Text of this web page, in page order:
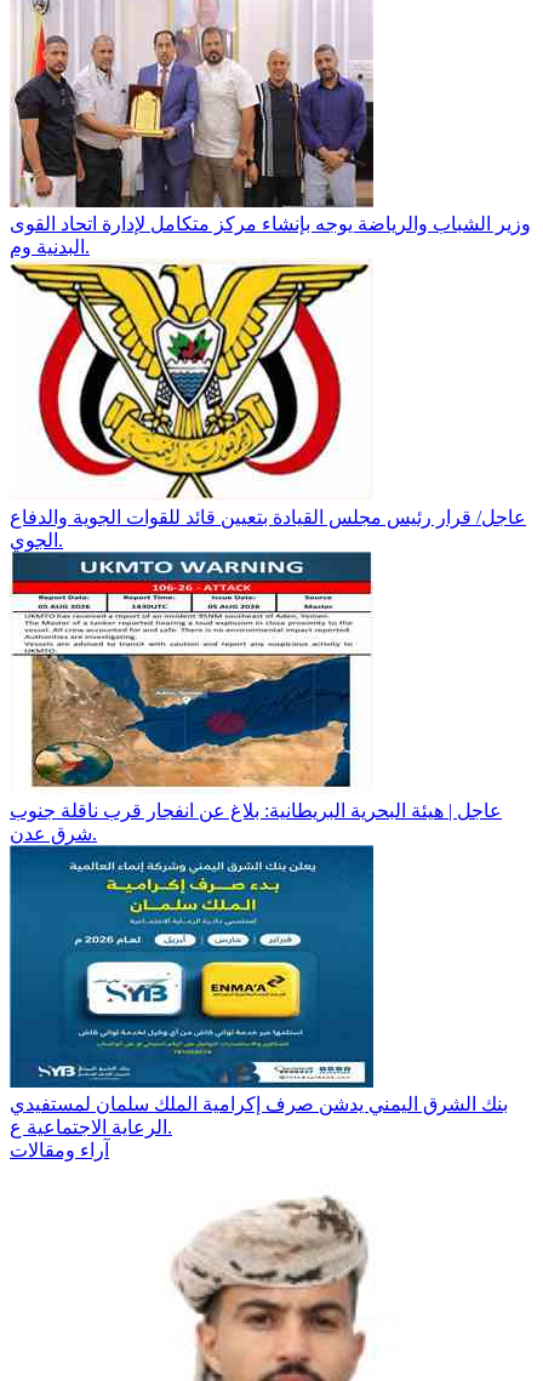
وزير الشباب والرياضة يوجه بإنشاء مركز متكامل لإدارة اتحاد القوى
البدنية وم.
عاجل/ قرار رئيس مجلس القيادة بتعيين قائد للقوات الجوية والدفاع
الجوي.
عاجل | هيئة البحرية البريطانية: بلاغ عن انفجار قرب ناقلة جنوب
شرق عدن.
بنك الشرق اليمني يدشن صرف إكرامية الملك سلمان لمستفيدي
الرعاية الاجتماعية ع.
آراء ومقالات